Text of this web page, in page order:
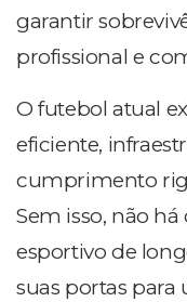
garantir
profissional e
O futebol atual
eficiente,
cumprimento
Sem isso, não
esportivo de
suas portas